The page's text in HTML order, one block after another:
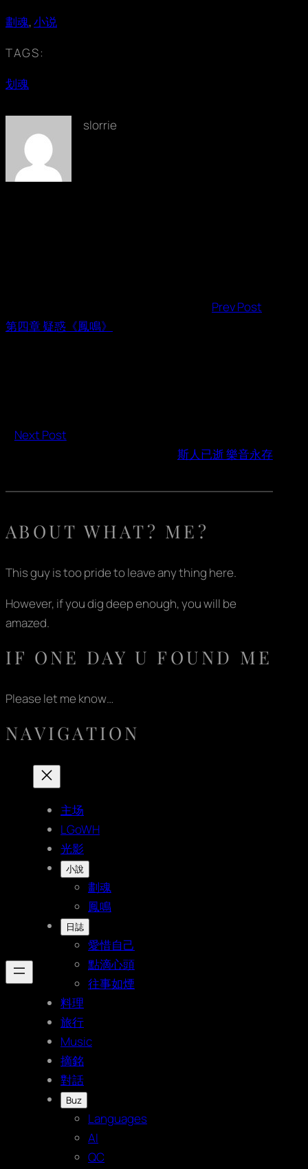
劃魂, 小说
TAGS:
划魂
slorrie
Prev Post
第四章 疑惑《鳳鳴》
Next Post
斯人已逝 樂音永存
ABOUT WHAT? ME?
This guy is too pride to leave any thing here.
However, if you dig deep enough, you will be
amazed.
IF ONE DAY U FOUND ME
Please let me know…
NAVIGATION
主场
LGoWH
光影
小說
劃魂
鳳鳴
日誌
愛惜自己
點滴心頭
往事如煙
料理
旅行
Music
摘銘
對話
Buz
Languages
AI
QC